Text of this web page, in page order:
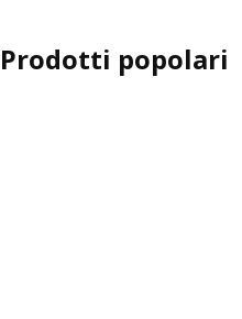
Prodotti popolari